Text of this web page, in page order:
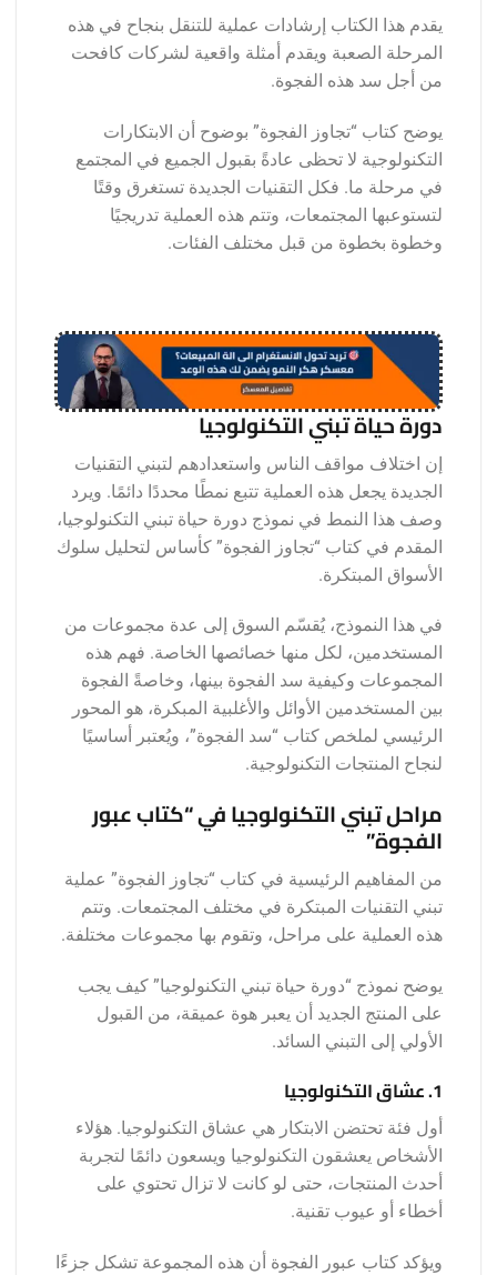
يقدم هذا الكتاب إرشادات عملية للتنقل بنجاح في هذه
المرحلة الصعبة ويقدم أمثلة واقعية لشركات كافحت
من أجل سد هذه الفجوة.
يوضح كتاب “تجاوز الفجوة” بوضوح أن الابتكارات
التكنولوجية لا تحظى عادةً بقبول الجميع في المجتمع
في مرحلة ما. فكل التقنيات الجديدة تستغرق وقتًا
لتستوعبها المجتمعات، وتتم هذه العملية تدريجيًا
وخطوة بخطوة من قبل مختلف الفئات.
دورة حياة تبني التكنولوجيا
إن اختلاف مواقف الناس واستعدادهم لتبني التقنيات
الجديدة يجعل هذه العملية تتبع نمطًا محددًا دائمًا. ويرد
وصف هذا النمط في نموذج دورة حياة تبني التكنولوجيا،
المقدم في كتاب “تجاوز الفجوة” كأساس لتحليل سلوك
الأسواق المبتكرة.
في هذا النموذج، يُقسّم السوق إلى عدة مجموعات من
المستخدمين، لكل منها خصائصها الخاصة. فهم هذه
المجموعات وكيفية سد الفجوة بينها، وخاصةً الفجوة
بين المستخدمين الأوائل والأغلبية المبكرة، هو المحور
الرئيسي لملخص كتاب “سد الفجوة”، ويُعتبر أساسيًا
لنجاح المنتجات التكنولوجية.
مراحل تبني التكنولوجيا في “كتاب عبور
الفجوة”
من المفاهيم الرئيسية في كتاب “تجاوز الفجوة” عملية
تبني التقنيات المبتكرة في مختلف المجتمعات. وتتم
هذه العملية على مراحل، وتقوم بها مجموعات مختلفة.
يوضح نموذج “دورة حياة تبني التكنولوجيا” كيف يجب
على المنتج الجديد أن يعبر هوة عميقة، من القبول
الأولي إلى التبني السائد.
1. عشاق التكنولوجيا
أول فئة تحتضن الابتكار هي عشاق التكنولوجيا. هؤلاء
الأشخاص يعشقون التكنولوجيا ويسعون دائمًا لتجربة
أحدث المنتجات، حتى لو كانت لا تزال تحتوي على
أخطاء أو عيوب تقنية.
ويؤكد كتاب عبور الفجوة أن هذه المجموعة تشكل جزءًا